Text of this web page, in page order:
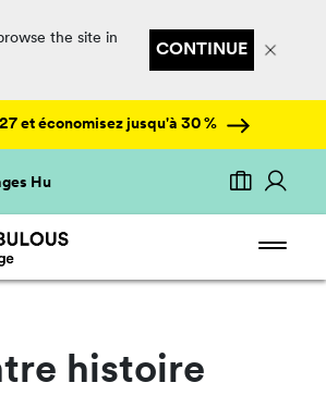
the site in
CONTINUE
et économisez jusqu'à 30 %
Hu
histoire